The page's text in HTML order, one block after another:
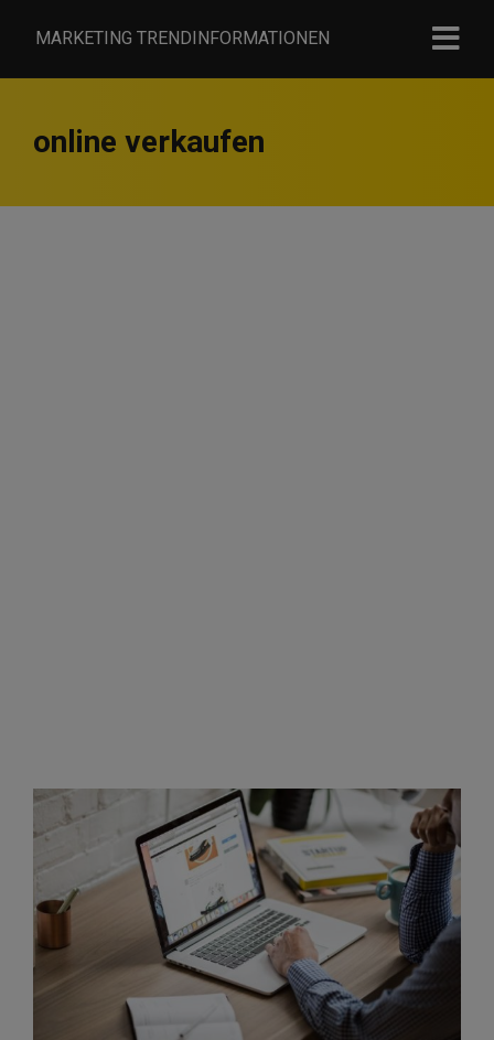
MARKETING TRENDINFORMATIONEN
online verkaufen